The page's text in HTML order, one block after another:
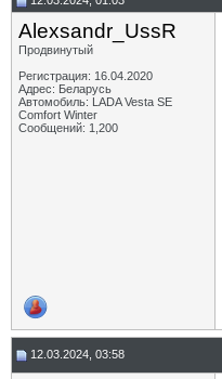
Alexsandr_UssR
Продвинутый
Регистрация: 16.04.2020
Адрес: Беларусь
Автомобиль: LADA Vesta SE
Comfort Winter
Сообщений: 1,200
12.03.2024, 03:58